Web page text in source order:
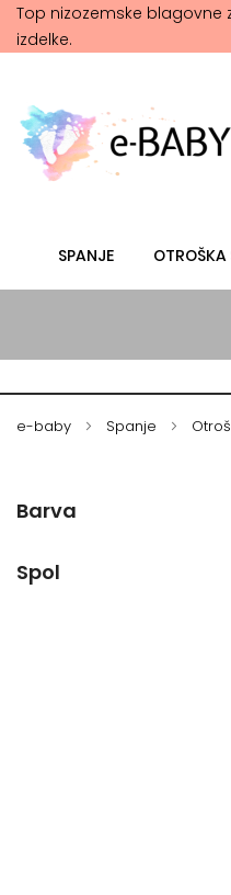
Top nizozemske blagovne
izdelke.
SPANJE OTROŠKA
e-baby Spanje
Barva
Spol